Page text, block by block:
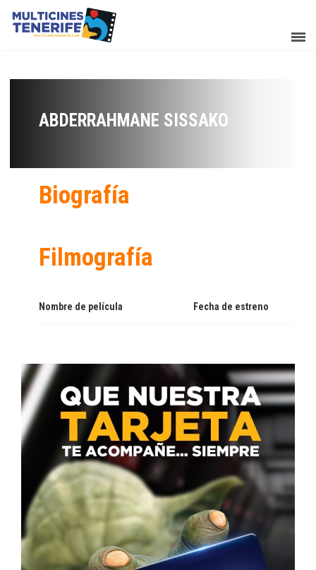
ABDERRAHMANE SISSAKO
Biografía
Filmografía
Nombre de película Fecha de estreno